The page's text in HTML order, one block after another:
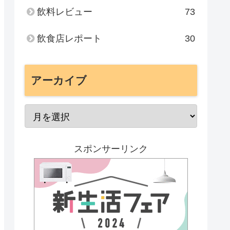
飲料レビュー 73
飲食店レポート 30
アーカイブ
スポンサーリンク